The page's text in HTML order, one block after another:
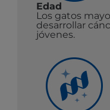
Edad
Los gatos
desarrollar
jóvenes.